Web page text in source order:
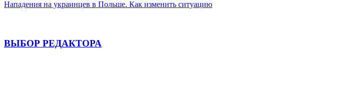
Нападения на украинцев в Польше. Как изменить ситуацию
ВЫБОР РЕДАКТОРА